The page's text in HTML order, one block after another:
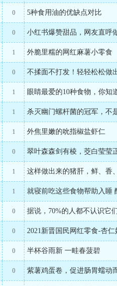
0 5种食用油的优缺点对比
0 小红书爆赞甜品，网友直呼
1 外脆里糯的网红麻薯小零食
0 不揉面不打发！轻轻松松做
1 眼睛最爱的10种食物，你知
1 杀灭幽门螺杆菌的冠军，不
1 外焦里嫩的吮指椒盐虾仁
0 翠叶森森剑有棱，茭白莹莹
1 这样做出来的猪肝，鲜、香
1 就寝前吃这些食物帮助入睡
0 据说，70%的人都不认识它
0 2021新晋国民网红零食-杏
0 半杯谷雨新 一畦春菠碧
0 紫薯鸡蛋卷，促进肠胃蠕动